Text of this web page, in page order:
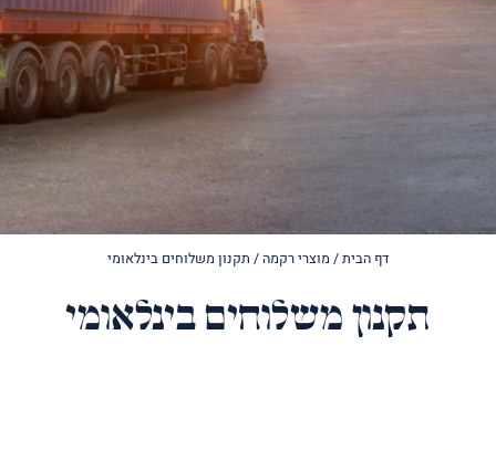
דף הבית/ מוצרי רקמה / תקנון משלוחים בינלאומי
תקנון משלוחים בינלאומי